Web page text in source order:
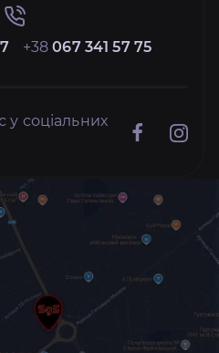
+38067 341 57 75
у соціальних